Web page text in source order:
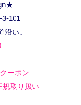
101
沿い。
ーポン
規取り扱い